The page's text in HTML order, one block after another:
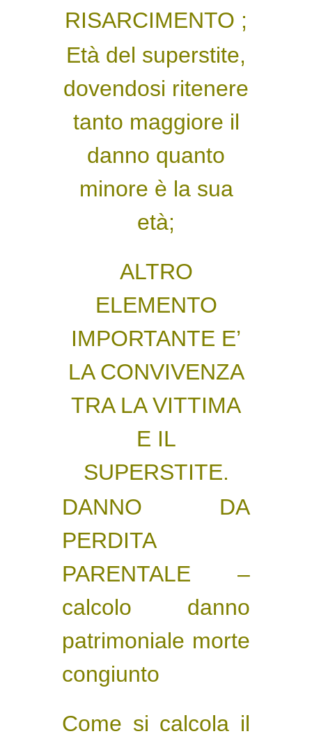
RISARCIMENTO ;
Età del superstite,
dovendosi ritenere
tanto maggiore il
danno quanto
minore è la sua
età;
ALTRO
ELEMENTO
IMPORTANTE E’
LA CONVIVENZA
TRA LA VITTIMA
E IL
SUPERSTITE.
DANNO DA
PERDITA
PARENTALE –
calcolo danno
patrimoniale morte
congiunto
Come si calcola il